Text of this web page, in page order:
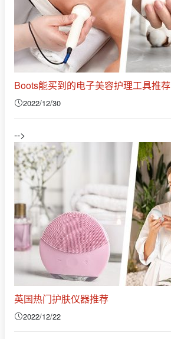
Boots能买到的电子美容护理工具推荐
2022/12/30
-->
英国热门护肤仪器推荐
2022/12/22